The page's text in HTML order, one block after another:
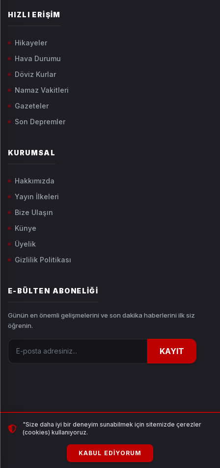
HIZLI ERIŞIM
Hikayeler
Hava Durumu
Döviz Kurlar
Namaz Vakitleri
Gazeteler
Son Depremler
KURUMSAL
Hakkımızda
Yayın İlkeleri
Bize Ulaşın
Künye
Üyelik
Gizlilik Politikası
E-BÜLTEN ABONELIĞI
Günün en önemli gelişmelerini ve son dakika haberlerini ilk siz
öğrenin.
KAYIT
© 2026 Habertutar.com Tüm hakları saklıdır.
SITE HARITASI RSS
"Size daha iyi bir deneyim sunabilmek için sitemizde çerezler
(cookies) kullanıyoruz.
KABUL EDIYORUM